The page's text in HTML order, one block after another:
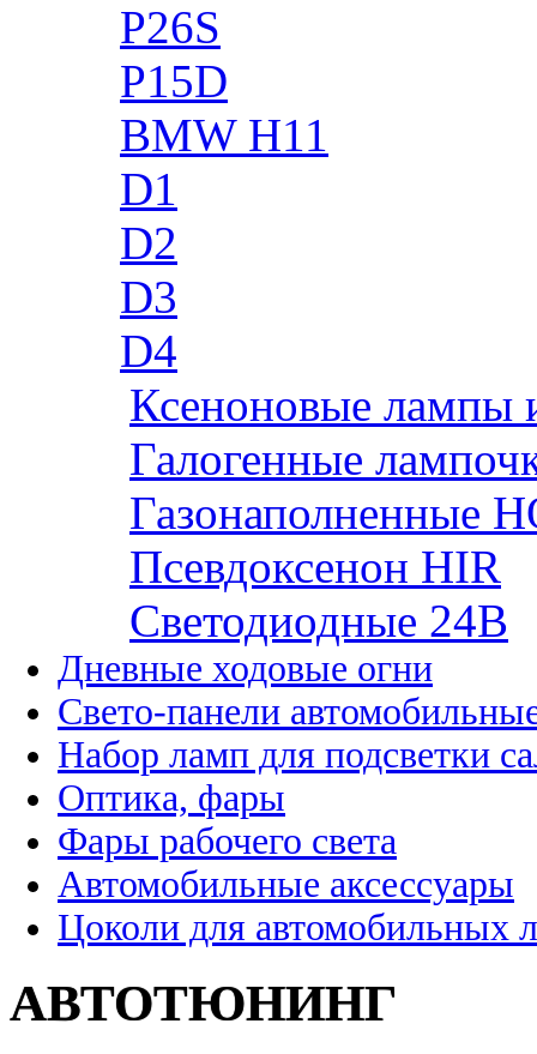
P26S
P15D
BMW H11
D1
D2
D3
D4
Ксеноновые лампы
Галогенные
Газонаполненные
Псевдоксенон HIR
Cветодиодные 24B
Дневные ходовые огни
Свето-панели
Набор ламп для подсветки
Оптика, фары
Фары рабочего света
Автомобильные аксессуары
Цоколи для автомобильных
АВТОТЮНИНГ